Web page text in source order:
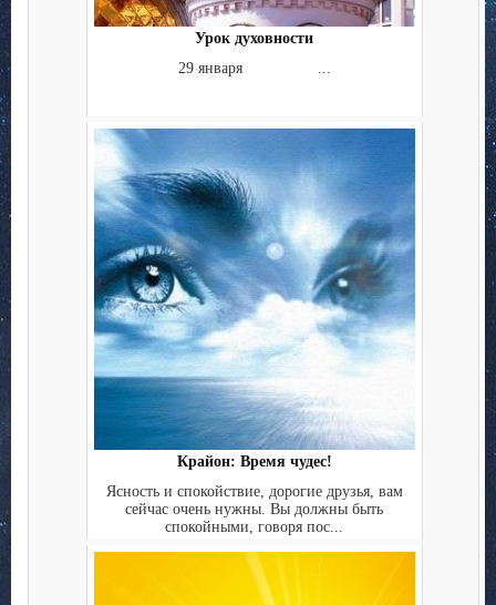
Урок духовности
29 января ...
Крайон: Время чудес!
Ясность и спокойствие, дорогие друзья, вам
сейчас очень нужны. Вы должны быть
спокойными, говоря пос...